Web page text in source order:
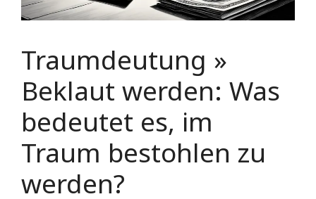
Traumdeutung »
Beklaut werden: Was
bedeutet es, im
Traum bestohlen zu
werden?